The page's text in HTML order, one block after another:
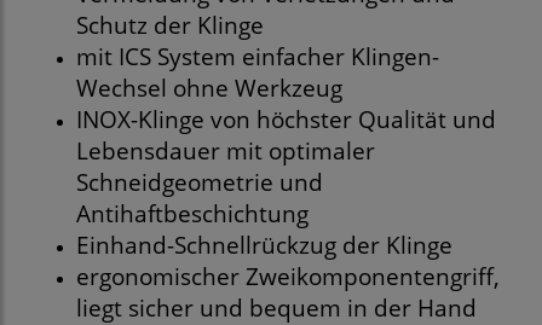
Schutz der Klinge
mit ICS System einfacher Klingen-
Wechsel ohne Werkzeug
INOX-Klinge von höchster Qualität und
Lebensdauer mit optimaler
Schneidgeometrie und
Antihaftbeschichtung
Einhand-Schnellrückzug der Klinge
ergonomischer Zweikomponentengriff,
liegt sicher und bequem in der Hand